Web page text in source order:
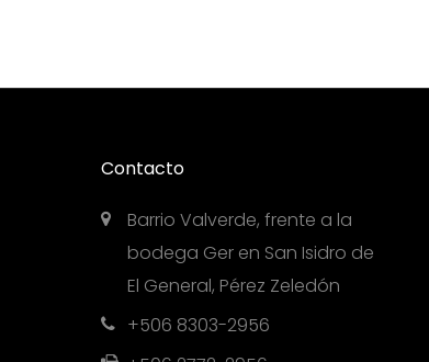
Contacto
Barrio Valverde, frente a la
bodega Ger en San Isidro de
El General, Pérez Zeledón
+506 8303-2956